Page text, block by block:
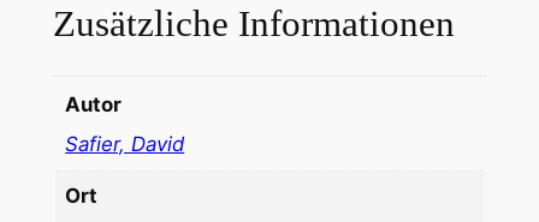
Zusätzliche Informationen
Autor
Safier, David
Ort